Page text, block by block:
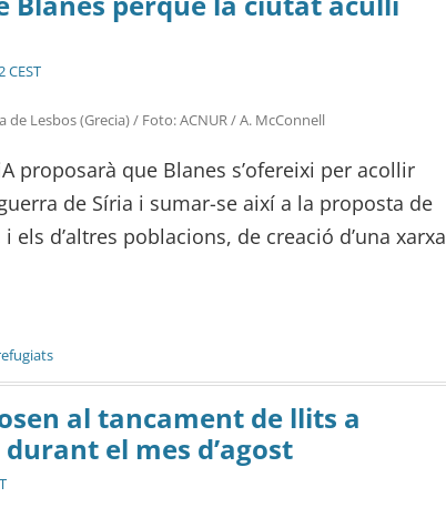
CEST
de Lesbos (Grecia) / Foto: ACNUR / A. McConnell
proposarà que Blanes s’ofereixi per acollir
de Síria i sumar-se així a la proposta de
els d’altres poblacions, de creació d’una xarxa
al tancament de llits a
el mes d’agost